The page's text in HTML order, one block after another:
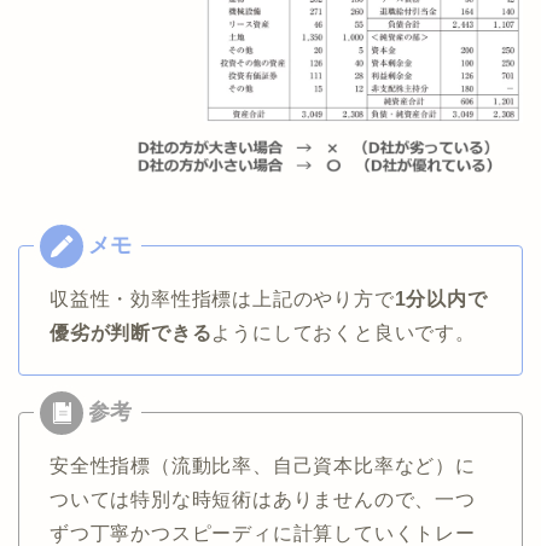
収益性・効率性指標は上記のやり方で1分以内で
優劣が判断できるようにしておくと良いです。
安全性指標（流動比率、自己資本比率など）に
ついては特別な時短術はありませんので、一つ
ずつ丁寧かつスピーディに計算していくトレー